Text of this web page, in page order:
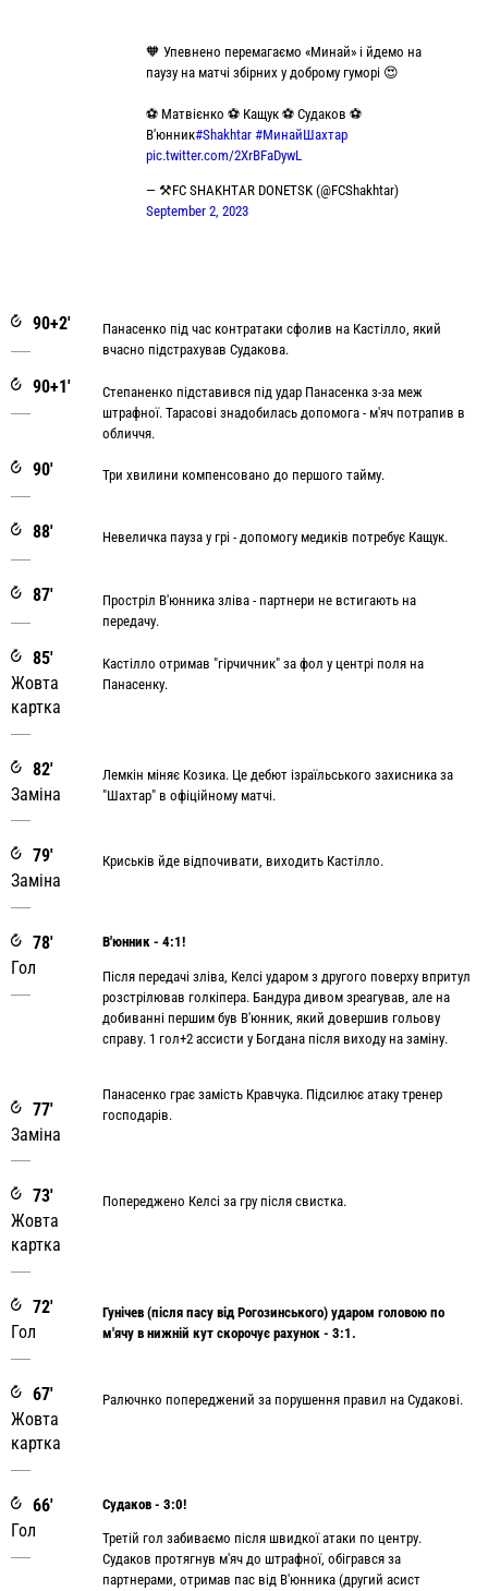
🧡 Упевнено перемагаємо «Минай» і йдемо на
паузу на матчі збірних у доброму гуморі 😍
⚽️ Матвієнко ⚽️ Кащук ⚽️ Судаков ⚽️
В'юнник#Shakhtar #МинайШахтар
pic.twitter.com/2XrBFaDywL
— ⚒FC SHAKHTAR DONETSK (@FCShakhtar)
September 2, 2023
90+2'
Панасенко під час контратаки сфолив на Кастілло, який
вчасно підстрахував Судакова.
90+1'
Степаненко підставився під удар Панасенка з-за меж
штрафної. Тарасові знадобилась допомога - м'яч потрапив в
обличчя.
90' Три хвилини компенсовано до першого тайму.
88' Невеличка пауза у грі - допомогу медиків потребує Кащук.
87'
Простріл В'юнника зліва - партнери не встигають на
передачу.
85'
Жовта
картка
Кастілло отримав "гірчичник" за фол у центрі поля на
Панасенку.
82'
Заміна
Лемкін міняє Козика. Це дебют ізраїльського захисника за
"Шахтар" в офіційному матчі.
79'
Заміна
Криськів йде відпочивати, виходить Кастілло.
78'
Гол
В'юнник - 4:1!
Після передачі зліва, Келсі ударом з другого поверху впритул
розстрілював голкіпера. Бандура дивом зреагував, але на
добиванні першим був В'юнник, який довершив гольову
справу. 1 гол+2 ассисти у Богдана після виходу на заміну.
77'
Заміна
Панасенко грає замість Кравчука. Підсилює атаку тренер
господарів.
73'
Жовта
картка
Попереджено Келсі за гру після свистка.
72'
Гол
Гунічев (після пасу від Рогозинського) ударом головою по
м'ячу в нижній кут скорочує рахунок - 3:1.
67'
Жовта
картка
Ралючнко попереджений за порушення правил на Судакові.
66'
Гол
Cудаков - 3:0!
Третій гол забиваємо після швидкої атаки по центру.
Судаков протягнув м'яч до штрафної, обігрався за
партнерами, отримав пас від В'юнника (другий асист